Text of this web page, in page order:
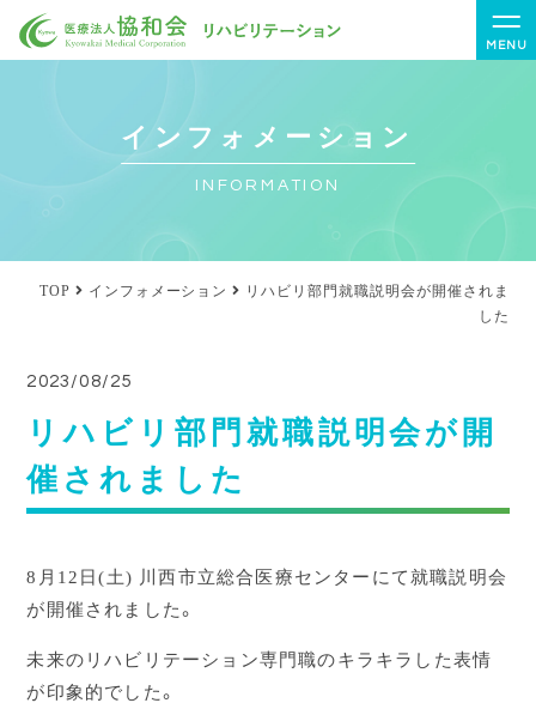
MENU
インフォメーション
INFORMATION
TOP インフォメーション
リハビリ部門就職説明会が開催されま
した
2023/08/25
リハビリ部門就職説明会が開
催されました
8月12日(土) 川西市立総合医療センターにて就職説明会
が開催されました。
未来のリハビリテーション専門職のキラキラした表情
が印象的でした。